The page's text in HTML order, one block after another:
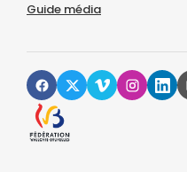
Guide média